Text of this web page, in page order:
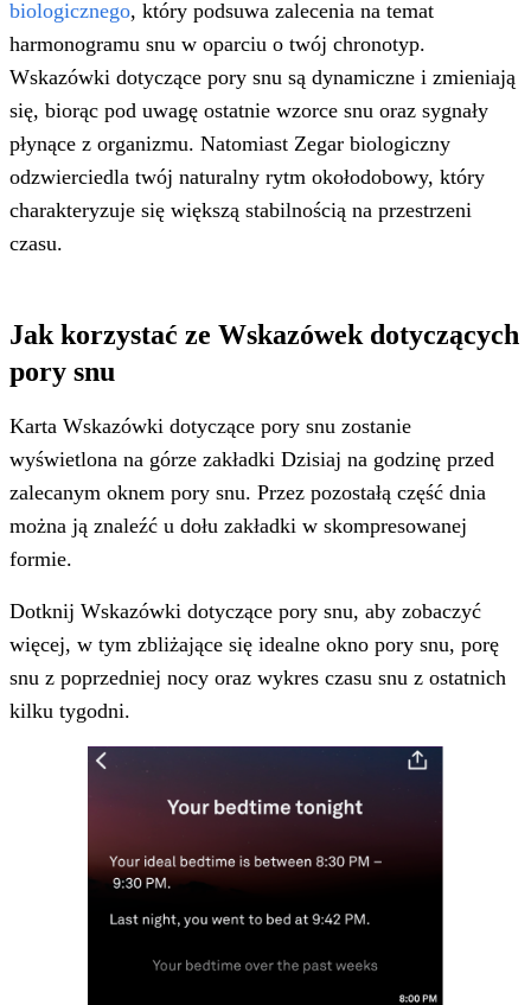
biologicznego, który podsuwa zalecenia na temat
harmonogramu snu w oparciu o twój chronotyp.
Wskazówki dotyczące pory snu są dynamiczne i zmieniają
się, biorąc pod uwagę ostatnie wzorce snu oraz sygnały
płynące z organizmu. Natomiast Zegar biologiczny
odzwierciedla twój naturalny rytm okołodobowy, który
charakteryzuje się większą stabilnością na przestrzeni
czasu.
Jak korzystać ze Wskazówek dotyczących
pory snu
Karta Wskazówki dotyczące pory snu zostanie
wyświetlona na górze zakładki Dzisiaj na godzinę przed
zalecanym oknem pory snu. Przez pozostałą część dnia
można ją znaleźć u dołu zakładki w skompresowanej
formie.
Dotknij Wskazówki dotyczące pory snu, aby zobaczyć
więcej, w tym zbliżające się idealne okno pory snu, porę
snu z poprzedniej nocy oraz wykres czasu snu z ostatnich
kilku tygodni.